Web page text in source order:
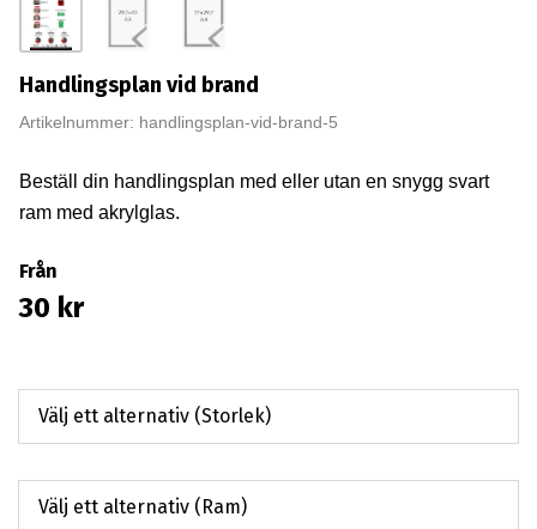
Handlingsplan vid brand
Artikelnummer: handlingsplan-vid-brand-5
Beställ din handlingsplan med eller utan en snygg svart
ram med akrylglas.
Från
30 kr